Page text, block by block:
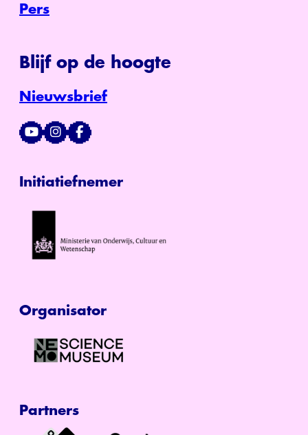
Pers
Blijf op de hoogte
Nieuwsbrief
Initiatiefnemer
Organisator
Partners